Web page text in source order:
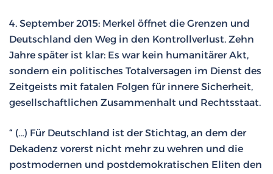
4. September 2015: Merkel öffnet die Grenzen und
Deutschland den Weg in den Kontrollverlust. Zehn
Jahre später ist klar: Es war kein humanitärer Akt,
sondern ein politisches Totalversagen im Dienst des
Zeitgeists mit fatalen Folgen für innere Sicherheit,
gesellschaftlichen Zusammenhalt und Rechtsstaat.
“ (…) Für Deutschland ist der Stichtag, an dem der
Dekadenz vorerst nicht mehr zu wehren und die
postmodernen und postdemokratischen Eliten den